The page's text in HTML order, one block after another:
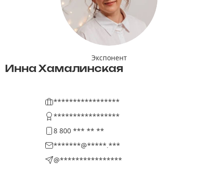
Экспонент
Инна Хамалинская
*****************
*****************
8 800 *** ** **
*******@*****.***
@****************